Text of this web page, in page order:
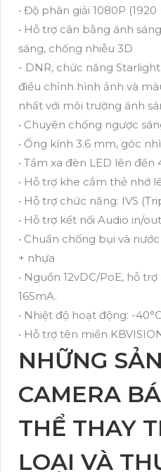
• Độ phân giải 1080P
• Hỗ trợ cân bằng ánh
sáng, chống nhiễu 3D
- DNR, chức năng
điều chỉnh hình ảnh và
nhất với môi trường ánh
• Chuyên chống ngược
• Ống kính 3.6 mm, góc
• Tầm xa đèn LED lên đến
• Hỗ trợ khe cắm thẻ nhớ
• Hỗ trợ chức năng: IVS
• Hỗ trợ kết nối Audio in/
• Chuẩn chống bụi và
+ nhựa
• Nguồn 12vDC/PoE, hỗ
165mA.
• Nhiệt độ hoạt động: -
• Hỗ trợ tên miền
NHỮNG
CAMERA
THỂ THAY
LOẠI VÀ